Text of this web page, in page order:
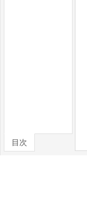
目次